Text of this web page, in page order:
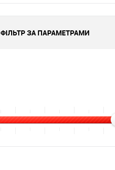
ФІЛЬТР ЗА ПАРАМЕТРАМИ